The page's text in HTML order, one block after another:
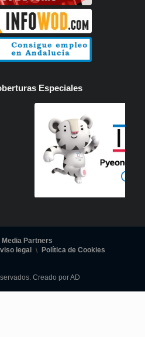
Especiales
Media Partners
legal
Política de Cookies
Creado por AD